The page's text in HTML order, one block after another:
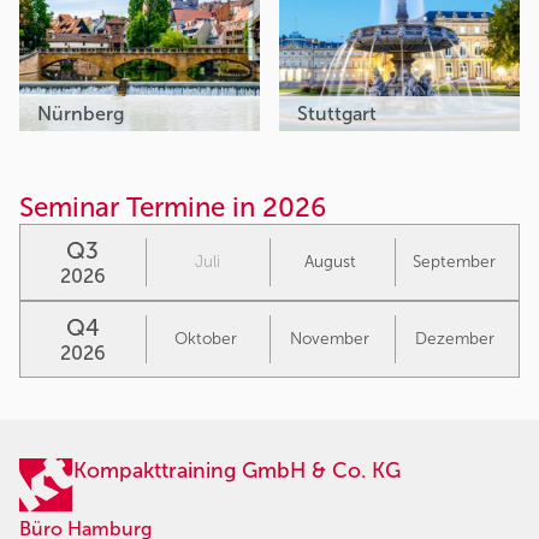
Nürnberg Stuttgart
Seminar Termine in 2026
Q3
2026
Juli August September
Q4
2026
Oktober November Dezember
Kompakttraining GmbH & Co. KG
Büro Hamburg